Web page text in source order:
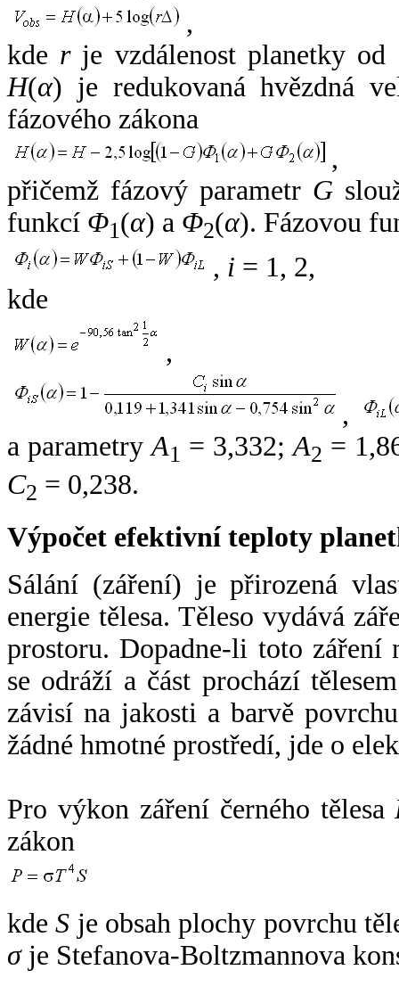
,
kde rje vzdálenost planetky od
H(α) je redukovaná hvězdná
fázového zákona
,
přičemž fázový parametr G
funkcí Φ1(α) a Φ2(α). Fázovou
, i = 1, 2,
kde
,
,
a parametryA1 = 3,332;A2 =
C2 = 0,238.
Výpočet efektivní teploty
Sálání (záření) je přirozená
energie tělesa. Těleso vydává
prostoru. Dopadne-li toto záření
se odráží a část prochází
závisí na jakosti a barvě
žádné hmotné prostředí, jde o
Pro výkon záření černého tělesa
zákon
kdeS je obsah plochy povrchu
σje Stefanova-Boltzmannova